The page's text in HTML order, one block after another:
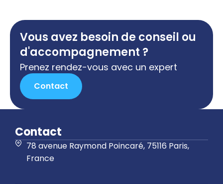
Vous avez besoin de conseil ou
d'accompagnement ?
Prenez rendez-vous avec un expert
Contact
Contact
78 avenue Raymond Poincaré, 75116 Paris,
France